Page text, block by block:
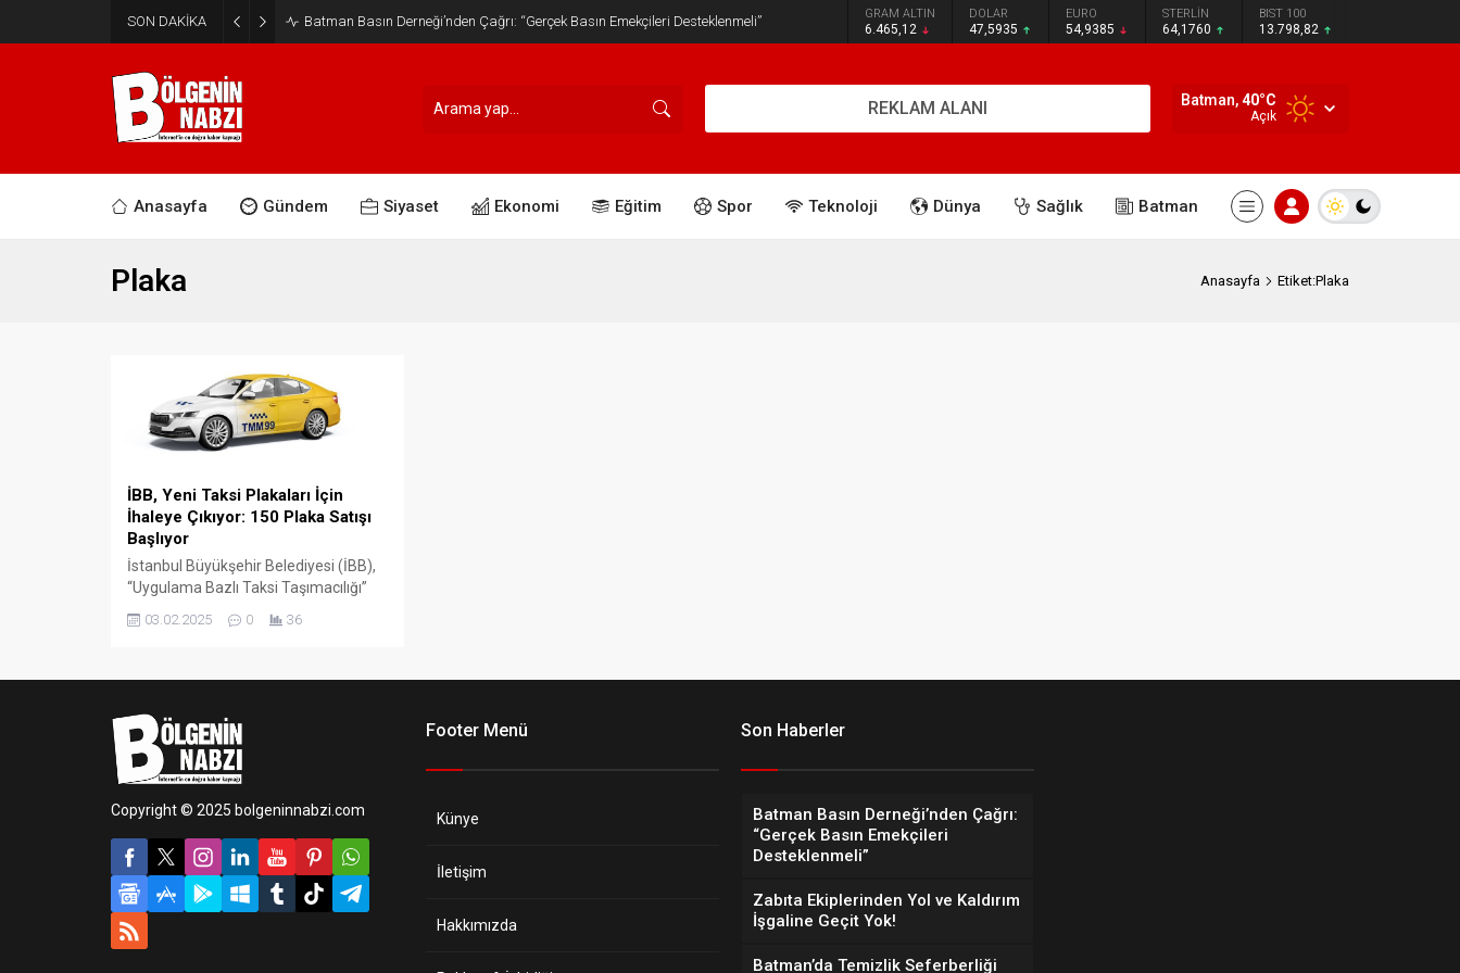
SON DAKİKA Batman Basın Derneği’nden Çağrı: “Gerçek Basın Emekçileri Desteklenmeli” GRAM ALTIN
6.465,12
DOLAR
47,5935
EURO
54,9385
STERLİN
64,1760
BIST 100
13.798,82
REKLAM ALANI Batman,40°C
Açık
Anasayfa Gündem Siyaset Ekonomi Eğitim Spor Teknoloji Dünya Sağlık Batman
Plaka Anasayfa Etiket:Plaka
İBB, Yeni Taksi Plakaları İçin
İhaleye Çıkıyor: 150 Plaka Satışı
Başlıyor
İstanbul Büyükşehir Belediyesi (İBB),
“Uygulama Bazlı Taksi Taşımacılığı”
için ihaleye çıkıyor.
03.02.2025 0 36
Copyright © 2025 bolgeninnabzi.com
Footer Menü
Künye
İletişim
Hakkımızda
Son Haberler
Batman Basın Derneği’nden Çağrı:
“Gerçek Basın Emekçileri
Desteklenmeli”
Zabıta Ekiplerinden Yol ve Kaldırım
İşgaline Geçit Yok!
Batman’da Temizlik Seferberliği